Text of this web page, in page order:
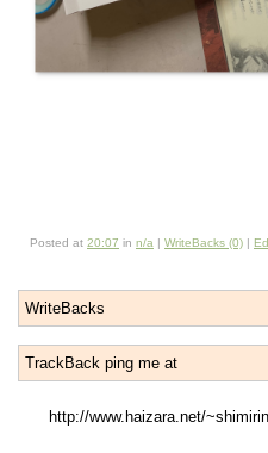
Posted at 20:07 in n/a | WriteBacks (0) |
WriteBacks
TrackBack ping me at
http://www.haizara.net/